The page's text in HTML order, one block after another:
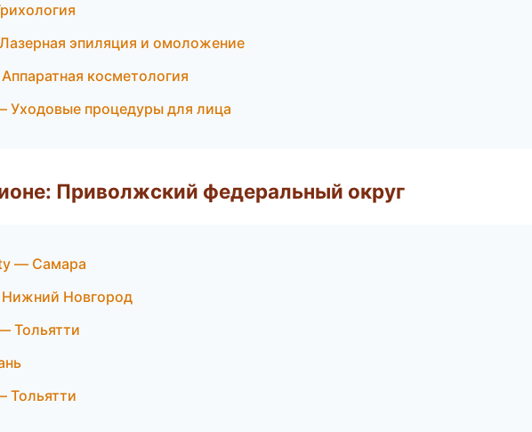
эпиляция и омоложение
косметология
Уходовые процедуры для лица
Приволжский федеральный округ
— Самара
Новгород
Тольятти
Тольятти